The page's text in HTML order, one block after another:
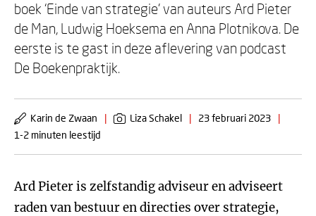
boek ‘Einde van strategie’ van auteurs Ard Pieter
de Man, Ludwig Hoeksema en Anna Plotnikova. De
eerste is te gast in deze aflevering van podcast
De Boekenpraktijk.
Karin de Zwaan | Liza Schakel | 23 februari 2023
|
1-2 minuten leestijd
Ard Pieter is zelfstandig adviseur en adviseert
raden van bestuur en directies over strategie,